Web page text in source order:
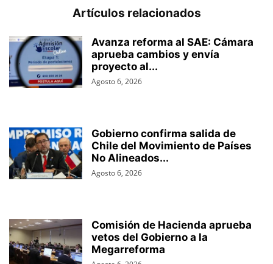
Artículos relacionados
Avanza reforma al SAE: Cámara
aprueba cambios y envía
proyecto al...
Agosto 6, 2026
Gobierno confirma salida de
Chile del Movimiento de Países
No Alineados...
Agosto 6, 2026
Comisión de Hacienda aprueba
vetos del Gobierno a la
Megarreforma